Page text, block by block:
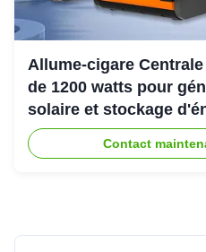
Allume-cigare
de 1200 watts pour
solaire et stockage
Contact